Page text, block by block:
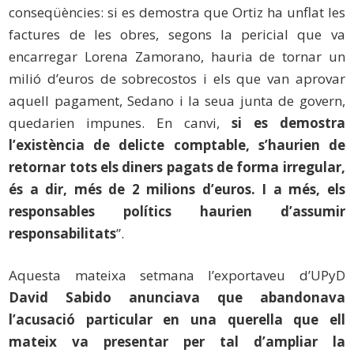
conseqüències: si es demostra que Ortiz ha unflat les
factures de les obres, segons la pericial que va
encarregar Lorena Zamorano, hauria de tornar un
milió d’euros de sobrecostos i els que van aprovar
aquell pagament, Sedano i la seua junta de govern,
quedarien impunes. En canvi, si es demostra
l’existència de delicte comptable, s’haurien de
retornar tots els diners pagats de forma irregular,
és a dir, més de 2 milions d’euros. I a més, els
responsables polítics haurien d’assumir
responsabilitats”.
Aquesta mateixa setmana l’exportaveu d’UPyD
David Sabido
anunciava que abandonava
l’acusació particular en una querella que ell
mateix va presentar per tal d’ampliar la